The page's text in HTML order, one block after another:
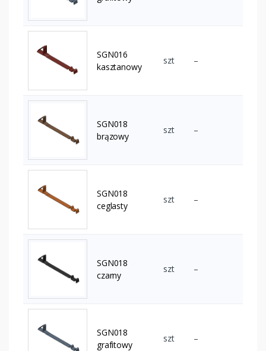
SGN016
kasztanowy
szt –
SGN018
brązowy
szt –
SGN018
ceglasty
szt –
SGN018
czarny
szt –
SGN018
grafitowy
szt –